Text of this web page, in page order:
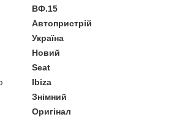
ВФ.15
Автопристрій
Україна
Новий
Seat
Ibiza
Знімний
Оригінал